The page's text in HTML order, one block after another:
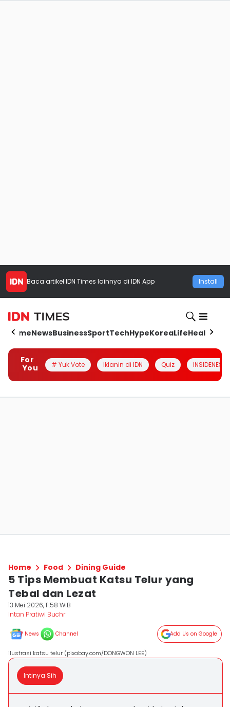
Baca artikel IDN Times lainnya di IDN App Install
HomeNewsBusinessSportTechHypeKoreaLifeHealth
For
You
# Yuk Vote Iklanin di IDN Quiz INSIDENESIA
Home Food Dining Guide
5 Tips Membuat Katsu Telur yang
Tebal dan Lezat
13 Mei 2026, 11:58 WIB
Intan Pratiwi Buchr
News Channel Add Us on Google
ilustrasi katsu telur (pixabay.com/DONGWON LEE)
Intinya Sih